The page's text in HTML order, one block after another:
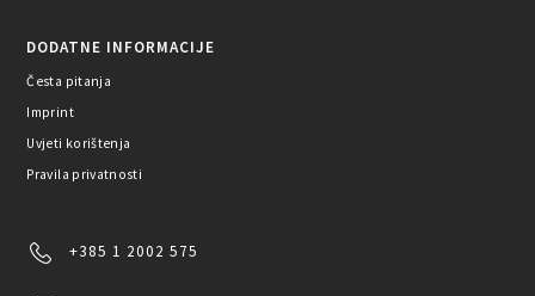
DODATNE INFORMACIJE
Česta pitanja
Imprint
Uvjeti korištenja
Pravila privatnosti
+385 1 2002 575